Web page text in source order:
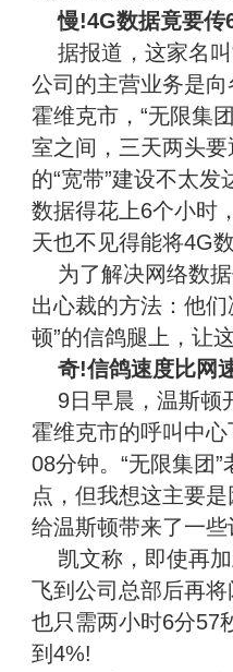
慢!4G数据竟要传
据报道，这家名
公司的主营业务是
霍维克市，“无限集
室之间，三天两头
的“宽带”建设不太
数据得花上6个小时
天也不见得能将4G
为了解决网络数
出心裁的方法：他
顿”的信鸽腿上，让
奇!信鸽速度比网
9日早晨，温斯顿
霍维克市的呼叫中
08分钟。“无限集团
点，但我想这主要
给温斯顿带来了一些
凯文称，即使再
飞到公司总部后再
也只需两小时6分57
到4%!